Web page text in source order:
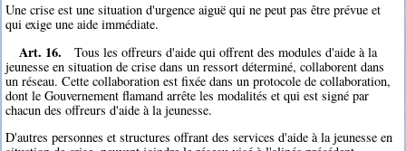
Une crise est une situation d'urgence aiguë qui ne peut pas être prévue et
qui exige une aide immédiate.
Art. 16.
Tous les offreurs d'aide qui offrent des modules d'aide à la
jeunesse en situation de crise dans un ressort déterminé, collaborent dans
un réseau. Cette collaboration est fixée dans un protocole de collaboration,
dont le Gouvernement flamand arrête les modalités et qui est signé par
chacun des offreurs d'aide à la jeunesse.
D'autres personnes et structures offrant des services d'aide à la jeunesse en